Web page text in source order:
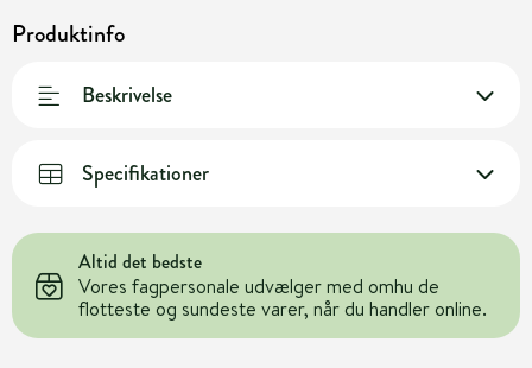
Produktinfo
Beskrivelse
Specifikationer
Altid det bedste
Vores fagpersonale udvælger med omhu de
flotteste og sundeste varer, når du handler online.